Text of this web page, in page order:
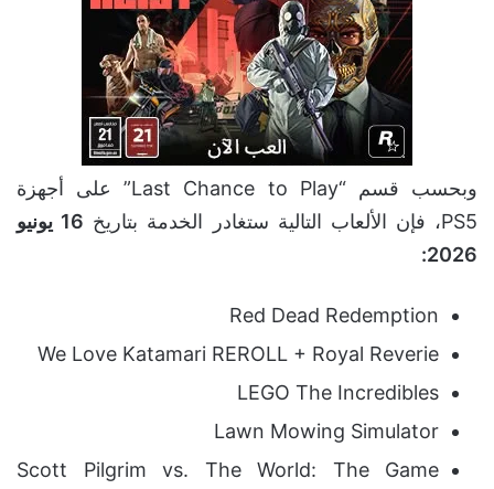
وبحسب قسم “Last Chance to Play” على أجهزة
PS5، فإن الألعاب التالية ستغادر الخدمة بتاريخ
16 يونيو
2026:
Red Dead Redemption
We Love Katamari REROLL + Royal Reverie
LEGO The Incredibles
Lawn Mowing Simulator
Scott Pilgrim vs. The World: The Game